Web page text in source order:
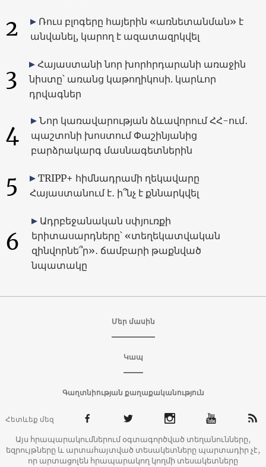
2
Ռուս բլոգերը հայերին «առնետանման» է
անվանել, կարող է ազատազրկվել
3
Հայաստանի նոր խորհրդարանի առաջին
նիստը՝ առանց կաթողիկոսի. կարևոր
դրվագներ
4
Նոր կառավարության ձևավորում ՀՀ-ում․
պաշտոնի խոստում Փաշինյանից
բարձրակարգ մասնագետներին
5
TRIPP+ հիմնադրամի ղեկավարը
Հայաստանում է․ ի՞նչ է քննարկվել
6
Ադրբեջանական սփյուռքի
երիտասարդները՝ «տեղեկատվական
զինվորնե՞ր»․ ճամբարի թաքնված
նպատակը
Մեր մասին
Կապ
Գաղտնիության քաղաքականություն
Հետևեք մեզ
Այս հրապարակումներում օգտագործված տեղանունները,
եզրույթները և արտահայտված տեսակետները պարտադիր չէ,
որ արտացոլեն հրապարակող կողմի տեսակետները